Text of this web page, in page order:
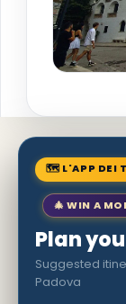
🗺 L'APP DEI
🎄 WIN A
Plan
Suggested
Padova